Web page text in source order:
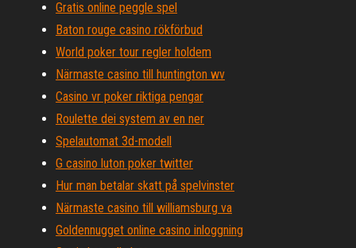
Gratis online peggle spel
Baton rouge casino rökförbud
World poker tour regler holdem
Närmaste casino till huntington wv
Casino vr poker riktiga pengar
Roulette dei system av en ner
Spelautomat 3d-modell
G casino luton poker twitter
Hur man betalar skatt på spelvinster
Närmaste casino till williamsburg va
Goldennugget online casino inloggning